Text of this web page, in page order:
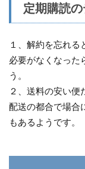
定期購読
１、解約を忘れる
必要がなくなった
う。
２、送料の安い便
配送の都合で場合
もあるようです。